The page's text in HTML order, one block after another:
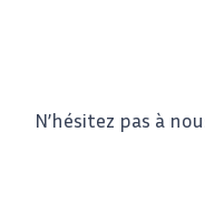
N’hésitez pas à